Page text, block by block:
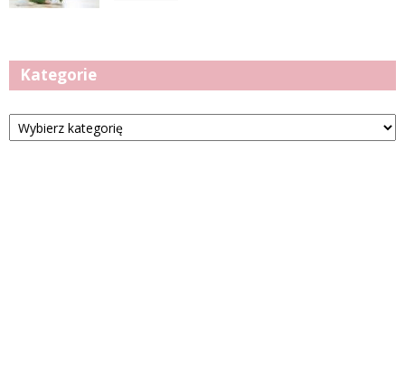
Kategorie
Kategorie